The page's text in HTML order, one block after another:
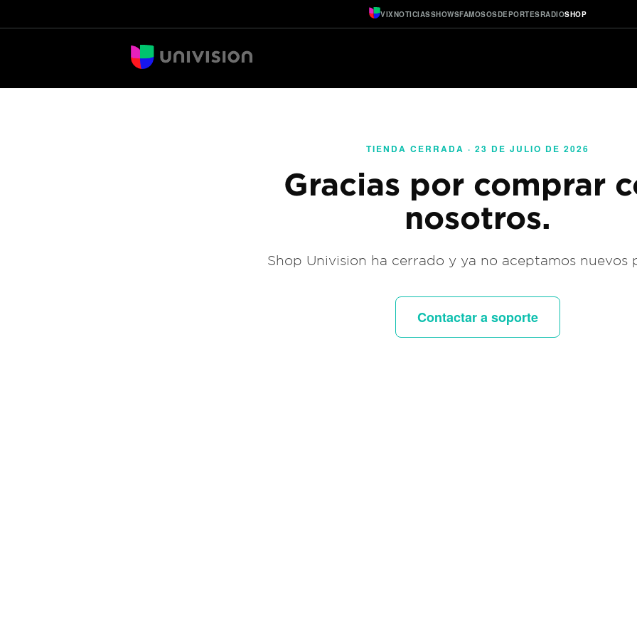
VIXNOTICIASSHOWSFAMOSOSDEPORTESRADIOSHOP
TIENDA CERRADA · 23 DE JULIO DE 2026
Gracias por comprar
nosotros.
Shop Univision ha cerrado y ya no aceptamos nuevos
Contactar a soporte